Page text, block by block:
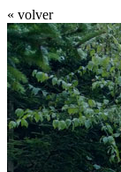
« volver